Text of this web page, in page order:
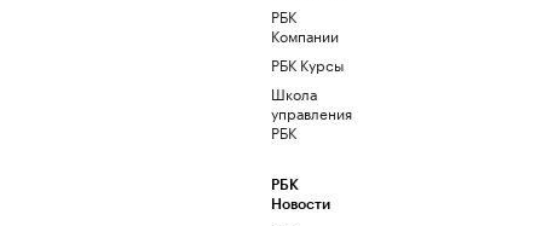
РБК
Компании
РБК Курсы
Школа
управления
РБК
РБК
Новости